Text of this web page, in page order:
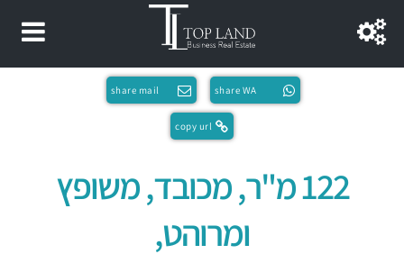
share WA
share mail
copy url
122 מ"ר, מכובד, משופץ
ומרוהט,